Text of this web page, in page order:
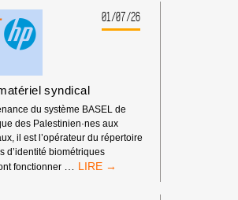
RENCONTRES
ÉCONOMIQUES
D’AIX-
01/07/26
syndical
du système BASEL de
des Palestinien·nes aux
il est l’opérateur du répertoire
d’identité biométriques
fonctionner
BOYCOTT